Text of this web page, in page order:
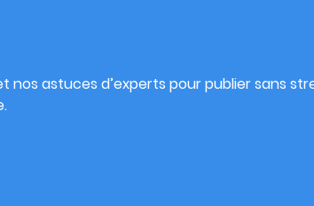
nos astuces d’experts pour publier sans